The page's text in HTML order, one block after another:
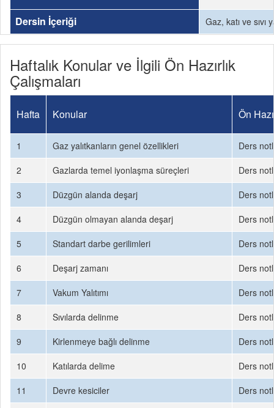
Dersin İçeriği Gaz, katı ve
Haftalık Konular ve İlgili Ön Hazırlık
Çalışmaları
Hafta Konular Ön
1 Gaz yalıtkanların genel özellikleri
Ders
2
Gazlarda temel iyonlaşma süreçleri
Ders
3
Düzgün alanda deşarj
Ders
4
Düzgün olmayan alanda deşarj
Ders
5
Standart darbe gerilimleri
Ders
6
Deşarj zamanı
Ders
7
Vakum Yalıtımı
Ders
8
Sıvılarda delinme
Ders
9
Kirlenmeye bağlı delinme
Ders
10
Katılarda delime
Ders
11
Devre kesiciler
Ders